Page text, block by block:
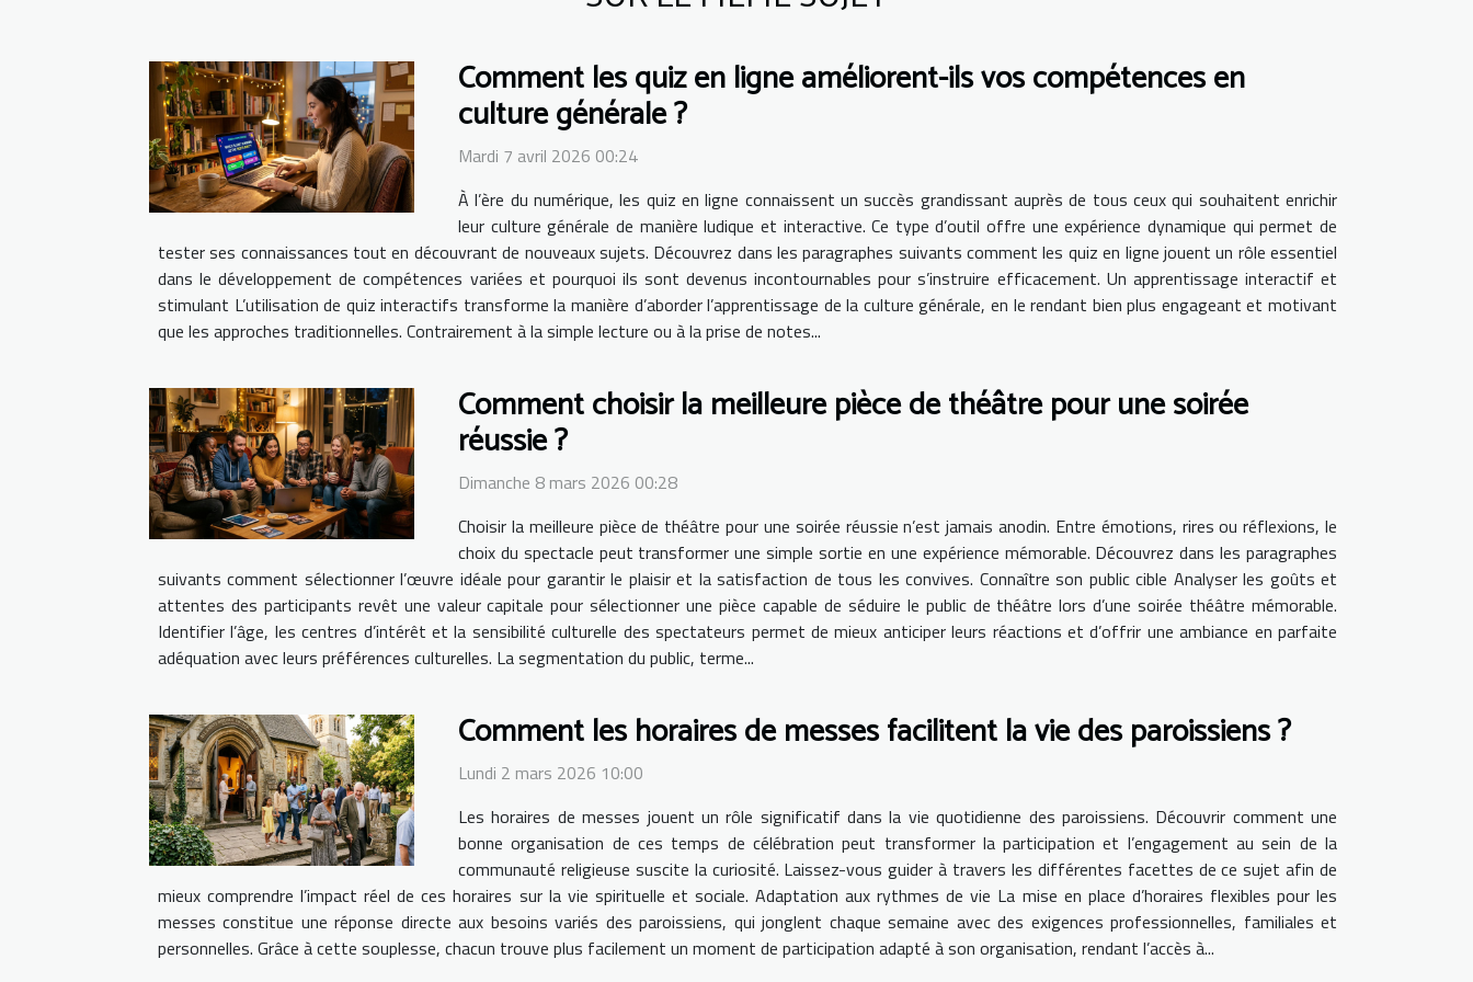
Comment les quiz en ligne améliorent-ils vos compétences en
culture générale ?
Mardi 7 avril 2026 00:24
À l’ère du numérique, les quiz en ligne connaissent un succès grandissant auprès de tous ceux qui souhaitent enrichir
leur culture générale de manière ludique et interactive. Ce type d’outil offre une expérience dynamique qui permet de
tester ses connaissances tout en découvrant de nouveaux sujets. Découvrez dans les paragraphes suivants comment les quiz en ligne jouent un rôle essentiel
dans le développement de compétences variées et pourquoi ils sont devenus incontournables pour s’instruire efficacement. Un apprentissage interactif et
stimulant L’utilisation de quiz interactifs transforme la manière d’aborder l’apprentissage de la culture générale, en le rendant bien plus engageant et motivant
que les approches traditionnelles. Contrairement à la simple lecture ou à la prise de notes...
Comment choisir la meilleure pièce de théâtre pour une soirée
réussie ?
Dimanche 8 mars 2026 00:28
Choisir la meilleure pièce de théâtre pour une soirée réussie n’est jamais anodin. Entre émotions, rires ou réflexions, le
choix du spectacle peut transformer une simple sortie en une expérience mémorable. Découvrez dans les paragraphes
suivants comment sélectionner l’œuvre idéale pour garantir le plaisir et la satisfaction de tous les convives. Connaître son public cible Analyser les goûts et
attentes des participants revêt une valeur capitale pour sélectionner une pièce capable de séduire le public de théâtre lors d’une soirée théâtre mémorable.
Identifier l’âge, les centres d’intérêt et la sensibilité culturelle des spectateurs permet de mieux anticiper leurs réactions et d’offrir une ambiance en parfaite
adéquation avec leurs préférences culturelles. La segmentation du public, terme...
Comment les horaires de messes facilitent la vie des paroissiens ?
Lundi 2 mars 2026 10:00
Les horaires de messes jouent un rôle significatif dans la vie quotidienne des paroissiens. Découvrir comment une
bonne organisation de ces temps de célébration peut transformer la participation et l’engagement au sein de la
communauté religieuse suscite la curiosité. Laissez-vous guider à travers les différentes facettes de ce sujet afin de
mieux comprendre l’impact réel de ces horaires sur la vie spirituelle et sociale. Adaptation aux rythmes de vie La mise en place d’horaires flexibles pour les
messes constitue une réponse directe aux besoins variés des paroissiens, qui jonglent chaque semaine avec des exigences professionnelles, familiales et
personnelles. Grâce à cette souplesse, chacun trouve plus facilement un moment de participation adapté à son organisation, rendant l’accès à...